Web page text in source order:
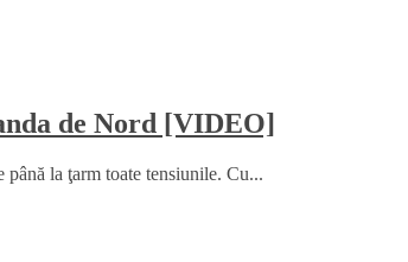
de Nord [VIDEO]
la ţarm toate tensiunile. Cu...